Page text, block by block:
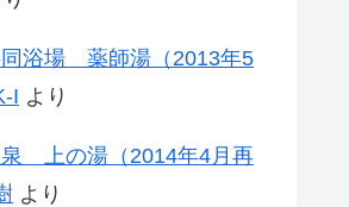
浴場 薬師湯（2013年5
I より
泉 上の湯（2014年4月再
より